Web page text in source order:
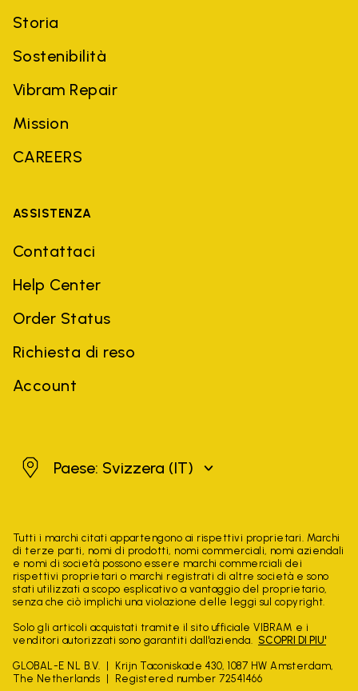
Storia
Sostenibilità
Vibram Repair
Mission
CAREERS
ASSISTENZA
Contattaci
Help Center
Order Status
Richiesta di reso
Account
SvizzeraPaese: Svizzera (IT)
Tutti i marchi citati appartengono ai rispettivi proprietari. Marchi
di terze parti, nomi di prodotti, nomi commerciali, nomi aziendali
e nomi di società possono essere marchi commerciali dei
rispettivi proprietari o marchi registrati di altre società e sono
stati utilizzati a scopo esplicativo a vantaggio del proprietario,
senza che ciò implichi una violazione delle leggi sul copyright.
Solo gli articoli acquistati tramite il sito ufficiale VIBRAM e i
venditori autorizzati sono garantiti dall'azienda. SCOPRI DI PIU'
GLOBAL-E NL B.V.
Krijn Taconiskade 430, 1087 HW Amsterdam,
The Netherlands
Registered number 72541466